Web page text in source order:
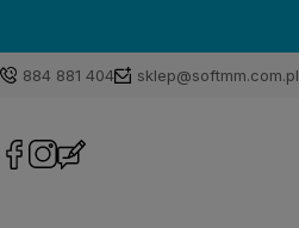
884 881 404 sklep@softmm.com.pl